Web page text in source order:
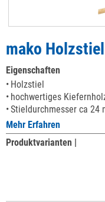
mako Holzstiel
Eigenschaften
Holzstiel
hochwertiges
Stieldurchmesser ca 24
Mehr Erfahren
Produktvarianten |